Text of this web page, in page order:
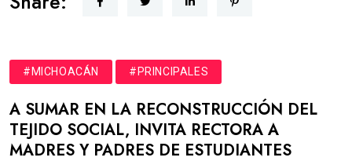
#MICHOACÁN #PRINCIPALES
A SUMAR EN LA RECONSTRUCCIÓN DEL
TEJIDO SOCIAL, INVITA RECTORA A
MADRES Y PADRES DE ESTUDIANTES